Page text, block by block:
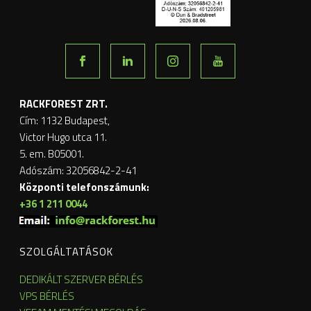
RACKFOREST ZRT.
Cím: 1132 Budapest,
Victor Hugo utca 11.
5. em. B05001.
Adószám: 32056842-2-41
Központi telefonszámunk:
+36 1 211 0044
SZOLGÁLTATÁSOK
DEDIKÁLT SZERVER BÉRLÉS
VPS BÉRLÉS